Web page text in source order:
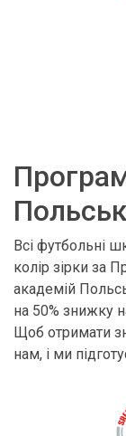
Всі футбольні
колір зірки за
академій
на 50% знижку
Щоб отримати
нам, і ми